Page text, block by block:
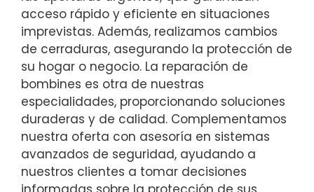
acceso rápido y eficiente en situaciones
imprevistas. Además, realizamos cambios
de cerraduras, asegurando la protección de
su hogar o negocio. La reparación de
bombines es otra de nuestras
especialidades, proporcionando soluciones
duraderas y de calidad. Complementamos
nuestra oferta con asesoría en sistemas
avanzados de seguridad, ayudando a
nuestros clientes a tomar decisiones